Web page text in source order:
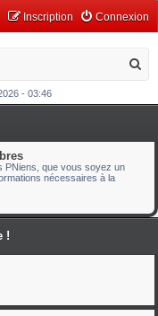
Connexion
Inscription
c
h
r
- 03:46
PNiens, que vous soyez un
nécessaires à la
!